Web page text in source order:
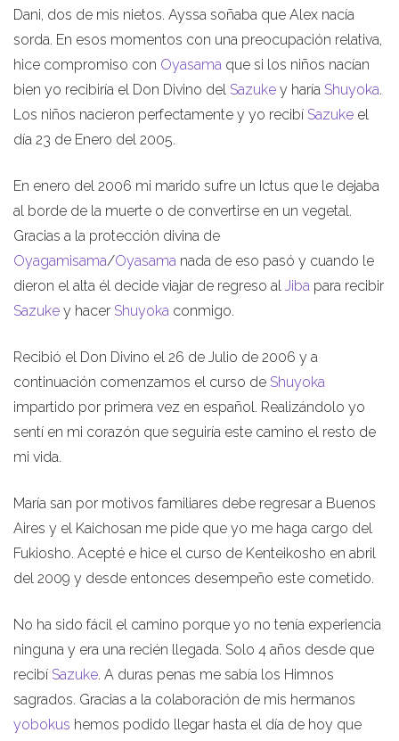
Dani, dos de mis nietos. Ayssa soñaba que Alex nacía
sorda. En esos momentos con una preocupación relativa,
hice compromiso con Oyasama que si los niños nacían
bien yo recibiría el Don Divino del Sazuke y haría Shuyoka.
Los niños nacieron perfectamente y yo recibí Sazuke el
día 23 de Enero del 2005.
En enero del 2006 mi marido sufre un Ictus que le dejaba
al borde de la muerte o de convertirse en un vegetal.
Gracias a la protección divina de
Oyagamisama/Oyasama nada de eso pasó y cuando le
dieron el alta él decide viajar de regreso al Jiba para recibir
Sazuke y hacer Shuyoka conmigo.
Recibió el Don Divino el 26 de Julio de 2006 y a
continuación comenzamos el curso de Shuyoka
impartido por primera vez en español. Realizándolo yo
sentí en mi corazón que seguiría este camino el resto de
mi vida.
María san por motivos familiares debe regresar a Buenos
Aires y el Kaichosan me pide que yo me haga cargo del
Fukiosho. Acepté e hice el curso de Kenteikosho en abril
del 2009 y desde entonces desempeño este cometido.
No ha sido fácil el camino porque yo no tenía experiencia
ninguna y era una recién llegada. Solo 4 años desde que
recibí Sazuke. A duras penas me sabía los Himnos
sagrados. Gracias a la colaboración de mis hermanos
yobokus hemos podido llegar hasta el día de hoy que